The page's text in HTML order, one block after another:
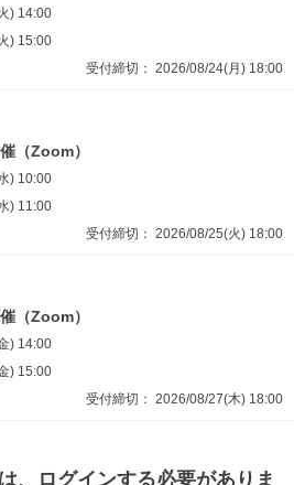
) 14:00
) 15:00
受付締切： 2026/08/24(月) 18:00
（Zoom）
) 10:00
) 11:00
受付締切： 2026/08/25(火) 18:00
（Zoom）
) 14:00
) 15:00
受付締切： 2026/08/27(木) 18:00
、ログインする必要がありま